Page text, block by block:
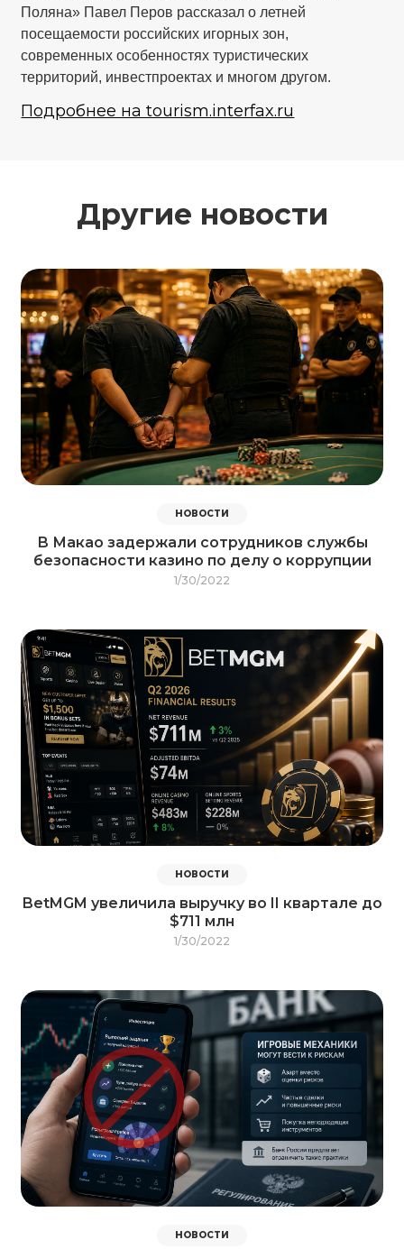
Поляна» Павел Перов рассказал о летней
посещаемости российских игорных зон,
современных особенностях туристических
территорий, инвестпроектах и многом другом.
Подробнее на tourism.interfax.ru
Другие новости
НОВОСТИ
В Макао задержали сотрудников службы
безопасности казино по делу о коррупции
1/30/2022
НОВОСТИ
BetMGM увеличила выручку во II квартале до
$711 млн
1/30/2022
НОВОСТИ